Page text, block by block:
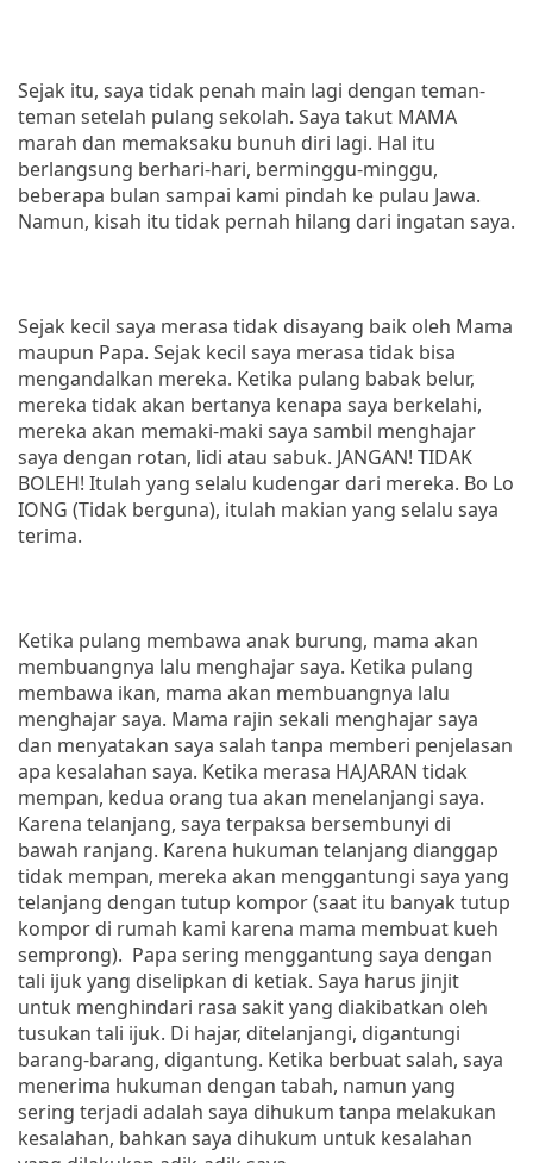
Sejak itu, saya tidak penah main lagi dengan teman-
teman setelah pulang sekolah. Saya takut MAMA
marah dan memaksaku bunuh diri lagi. Hal itu
berlangsung berhari-hari, berminggu-minggu,
beberapa bulan sampai kami pindah ke pulau Jawa.
Namun, kisah itu tidak pernah hilang dari ingatan saya.
Sejak kecil saya merasa tidak disayang baik oleh Mama
maupun Papa. Sejak kecil saya merasa tidak bisa
mengandalkan mereka. Ketika pulang babak belur,
mereka tidak akan bertanya kenapa saya berkelahi,
mereka akan memaki-maki saya sambil menghajar
saya dengan rotan, lidi atau sabuk. JANGAN! TIDAK
BOLEH! Itulah yang selalu kudengar dari mereka. Bo Lo
IONG (Tidak berguna), itulah makian yang selalu saya
terima.
Ketika pulang membawa anak burung, mama akan
membuangnya lalu menghajar saya. Ketika pulang
membawa ikan, mama akan membuangnya lalu
menghajar saya. Mama rajin sekali menghajar saya
dan menyatakan saya salah tanpa memberi penjelasan
apa kesalahan saya. Ketika merasa HAJARAN tidak
mempan, kedua orang tua akan menelanjangi saya.
Karena telanjang, saya terpaksa bersembunyi di
bawah ranjang. Karena hukuman telanjang dianggap
tidak mempan, mereka akan menggantungi saya yang
telanjang dengan tutup kompor (saat itu banyak tutup
kompor di rumah kami karena mama membuat kueh
semprong). Papa sering menggantung saya dengan
tali ijuk yang diselipkan di ketiak. Saya harus jinjit
untuk menghindari rasa sakit yang diakibatkan oleh
tusukan tali ijuk. Di hajar, ditelanjangi, digantungi
barang-barang, digantung. Ketika berbuat salah, saya
menerima hukuman dengan tabah, namun yang
sering terjadi adalah saya dihukum tanpa melakukan
kesalahan, bahkan saya dihukum untuk kesalahan